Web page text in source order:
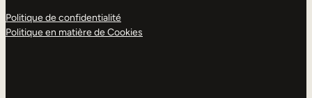
Politique de confidentialité
Politique en matière de Cookies